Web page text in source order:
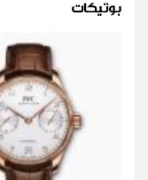
بوتيكات